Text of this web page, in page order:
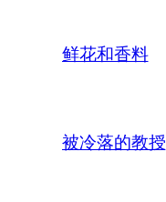
鲜花和香料
被冷落的教授